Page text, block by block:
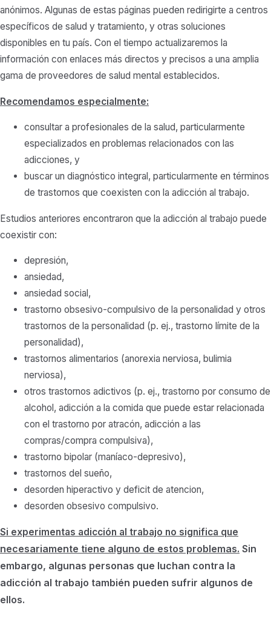
anónimos. Algunas de estas páginas pueden redirigirte a centros
específicos de salud y tratamiento, y otras soluciones
disponibles en tu país. Con el tiempo actualizaremos la
información con enlaces más directos y precisos a una amplia
gama de proveedores de salud mental establecidos.
Recomendamos especialmente:
consultar a profesionales de la salud, particularmente
especializados en problemas relacionados con las
adicciones, y
buscar un diagnóstico integral, particularmente en términos
de trastornos que coexisten con la adicción al trabajo.
Estudios anteriores encontraron que la adicción al trabajo puede
coexistir con:
depresión,
ansiedad,
ansiedad social,
trastorno obsesivo-compulsivo de la personalidad y otros
trastornos de la personalidad (p. ej., trastorno límite de la
personalidad),
trastornos alimentarios (anorexia nerviosa, bulimia
nerviosa),
otros trastornos adictivos (p. ej., trastorno por consumo de
alcohol, adicción a la comida que puede estar relacionada
con el trastorno por atracón, adicción a las
compras/compra compulsiva),
trastorno bipolar (maníaco-depresivo),
trastornos del sueño,
desorden hiperactivo y deficit de atencion,
desorden obsesivo compulsivo.
Si experimentas adicción al trabajo no significa que
necesariamente tiene alguno de estos problemas. Sin
embargo, algunas personas que luchan contra la
adicción al trabajo también pueden sufrir algunos de
ellos.